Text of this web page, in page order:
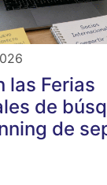
las Ferias
de
de